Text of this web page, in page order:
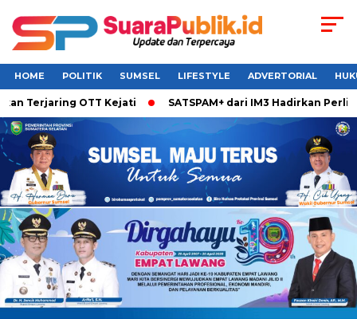
HOME POLITIK SUMSEL LIFESTYLE ADVERTORIAL
Terjaring OTT Kejati SATSPAM+ dari IM3 Hadirkan